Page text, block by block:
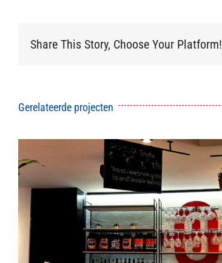
Share This Story, Choose Your Platform!
Gerelateerde projecten